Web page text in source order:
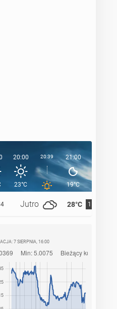
Jutro 28°C 11°C
20:00
23°C
20:39 21:00
19°C
22:00
7 SIERPNIA, 16:00